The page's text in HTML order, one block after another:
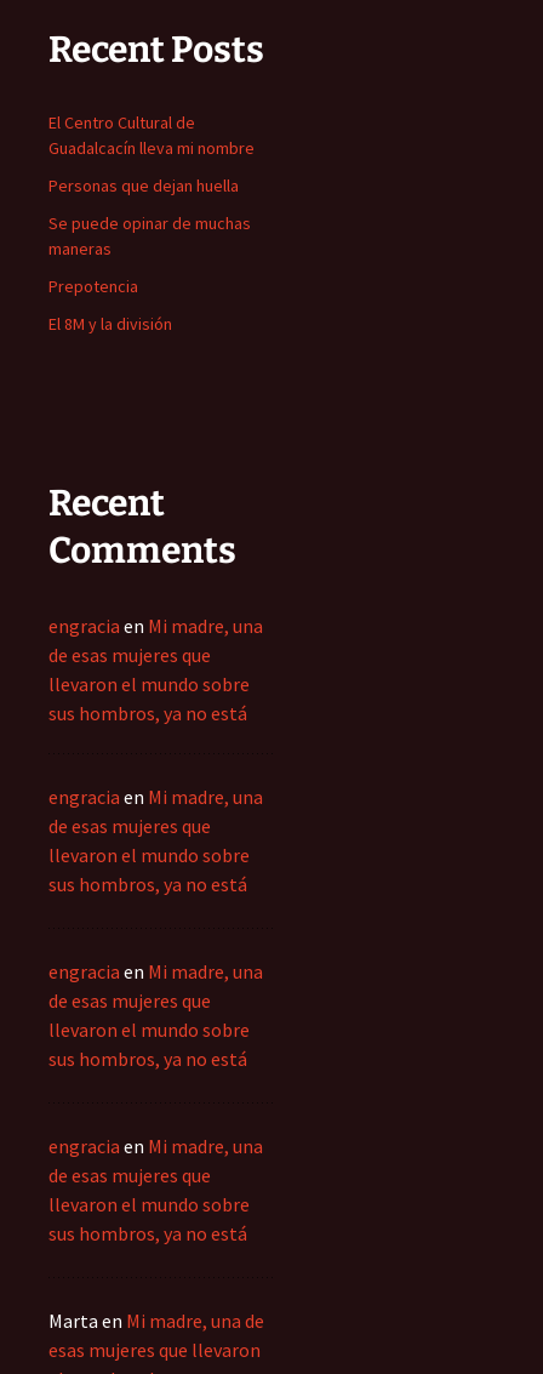
Recent Posts
El Centro Cultural de
Guadalcacín lleva mi nombre
Personas que dejan huella
Se puede opinar de muchas
maneras
Prepotencia
El 8M y la división
Recent
Comments
engracia en Mi madre, una
de esas mujeres que
llevaron el mundo sobre
sus hombros, ya no está
engracia en Mi madre, una
de esas mujeres que
llevaron el mundo sobre
sus hombros, ya no está
engracia en Mi madre, una
de esas mujeres que
llevaron el mundo sobre
sus hombros, ya no está
engracia en Mi madre, una
de esas mujeres que
llevaron el mundo sobre
sus hombros, ya no está
Marta en Mi madre, una de
esas mujeres que llevaron